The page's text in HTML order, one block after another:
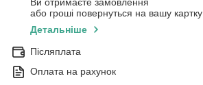
Ви отримаєте замовлення
або гроші повернуться на вашу картку
Детальніше
Післяплата
Оплата на рахунок